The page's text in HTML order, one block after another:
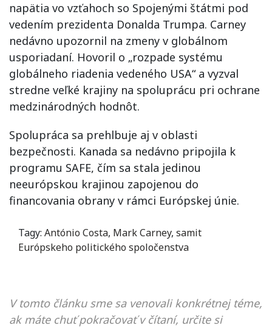
napätia vo vzťahoch so Spojenými štátmi pod
vedením prezidenta Donalda Trumpa. Carney
nedávno upozornil na zmeny v globálnom
usporiadaní. Hovoril o „rozpade systému
globálneho riadenia vedeného USA“ a vyzval
stredne veľké krajiny na spoluprácu pri ochrane
medzinárodných hodnôt.
Spolupráca sa prehlbuje aj v oblasti
bezpečnosti. Kanada sa nedávno pripojila k
programu SAFE, čím sa stala jedinou
neeurópskou krajinou zapojenou do
financovania obrany v rámci Európskej únie.
Tagy: António Costa, Mark Carney, samit
Európskeho politického spoločenstva
V tomto článku sme sa venovali konkrétnej téme,
ak máte chuť pokračovať v čítaní, určite si